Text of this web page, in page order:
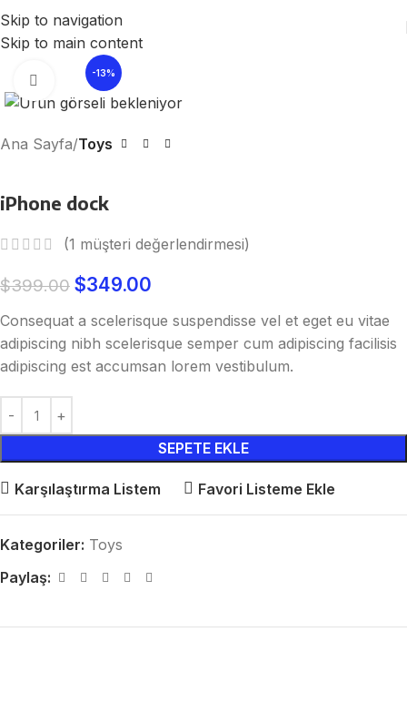
Skip to navigation
Skip to main content
-13%
Büyütmek için tıklayın
Ana Sayfa Toys
iPhone dock
(1 müşteri değerlendirmesi)
$399.00 $349.00
Consequat a scelerisque suspendisse vel et eget eu vitae
adipiscing nibh scelerisque semper cum adipiscing facilisis
adipiscing est accumsan lorem vestibulum.
SEPETE EKLE
Karşılaştırma Listem Favori Listeme Ekle
Kategoriler: Toys
Paylaş: